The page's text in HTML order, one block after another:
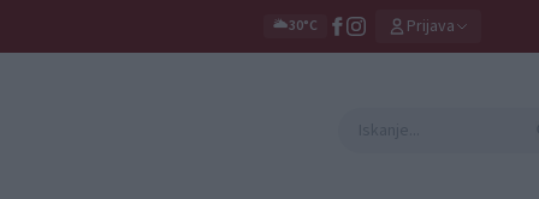
🌥️30°C Prijava